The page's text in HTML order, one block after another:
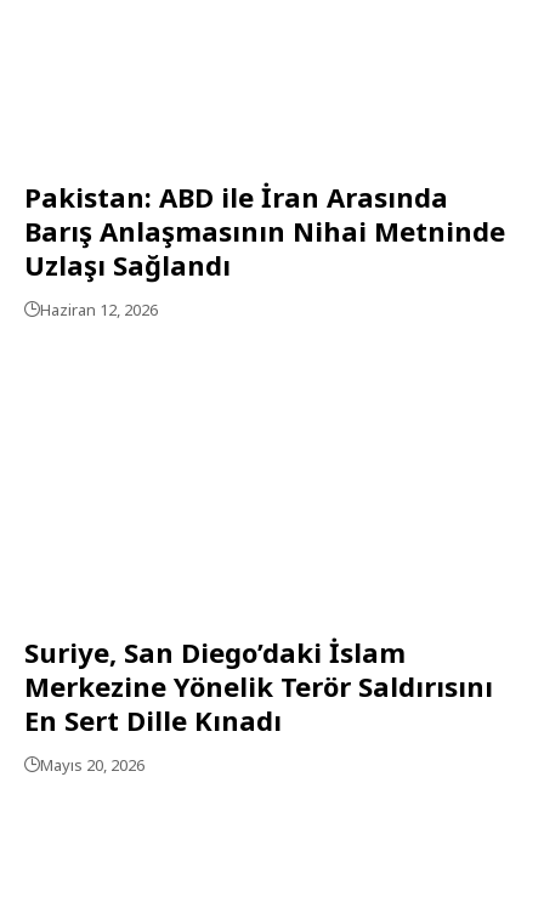
Pakistan: ABD ile İran Arasında
Barış Anlaşmasının Nihai Metninde
Uzlaşı Sağlandı
Haziran 12, 2026
Suriye, San Diego’daki İslam
Merkezine Yönelik Terör Saldırısını
En Sert Dille Kınadı
Mayıs 20, 2026